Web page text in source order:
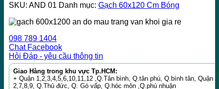
SKU: AND 01 Danh mục: Gạch 60x120 Cm Bóng
098 789 1404
Chat Facebook
Hỏi Đáp - yêu cầu thông tin
Giao Hàng trong khu vực Tp.HCM:
+ Quận 1,2,3,4,5,6,10,11,12 ,Q.Tân bình, Q.tân phú, Q.bình tân, Quận
2,7,8,9, Q.Thủ đức, Q. Gò vấp, Q.hóc môn ,Q.phú nhuận